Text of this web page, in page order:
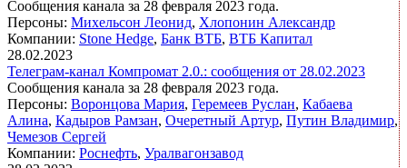
Сообщения канала за 28 февраля 2023 года.
Персоны: Михельсон Леонид, Хлопонин Александр
Компании: Stone Hedge, Банк ВТБ, ВТБ Капитал
28.02.2023
Телеграм-канал Компромат 2.0.: сообщения от 28.02.2023
Сообщения канала за 28 февраля 2023 года.
Персоны: Воронцова Мария, Геремеев Руслан, Кабаева
Алина, Кадыров Рамзан, Очеретный Артур, Путин Владимир,
Чемезов Сергей
Компании: Роснефть, Уралвагонзавод